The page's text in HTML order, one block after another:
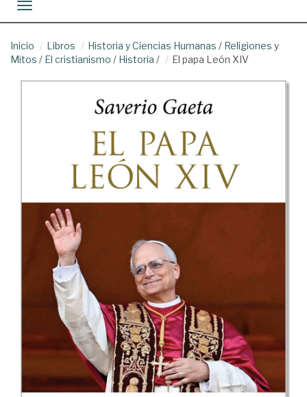
Toggle navigation
Inicio Libros Historia y Ciencias Humanas / Religiones y
Mitos / El cristianismo / Historia / El papa León XIV